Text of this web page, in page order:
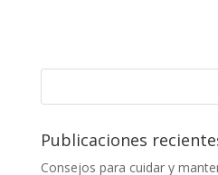
Publicaciones
Consejos para cuidar y